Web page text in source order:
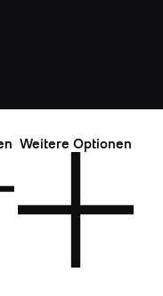
Weitere Optionen